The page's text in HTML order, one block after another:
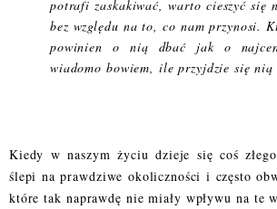
potrafi zaskakiwać, warto cieszyć się
bez względu na to, co nam przynosi.
powinien o nią dbać jak o
wiadomo bowiem, ile przyjdzie się nią
Kiedy w naszym życiu dzieje się coś
ślepi na prawdziwe okoliczności i często
które tak naprawdę nie miały wpływu na te